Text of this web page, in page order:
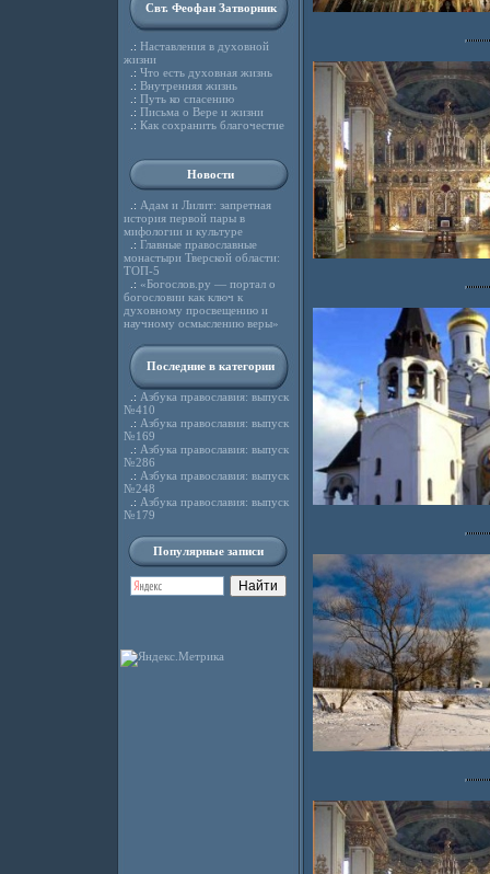
Свт. Феофан Затворник
.: Наставления в духовной
жизни
.: Что есть духовная жизнь
.: Внутренняя жизнь
.: Путь ко спасению
.: Письма о Вере и жизни
.: Как сохранить благочестие
Новости
.: Адам и Лилит: запретная
история первой пары в
мифологии и культуре
.: Главные православные
монастыри Тверской области:
ТОП-5
.: «Богослов.ру — портал о
богословии как ключ к
духовному просвещению и
научному осмыслению веры»
Последние в категории
.: Азбука православия: выпуск
№410
.: Азбука православия: выпуск
№169
.: Азбука православия: выпуск
№286
.: Азбука православия: выпуск
№248
.: Азбука православия: выпуск
№179
Популярные записи